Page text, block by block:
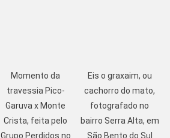
Momento da
travessia Pico-
Garuva x Monte
Crista, feita pelo
Grupo Perdidos no
Eis o graxaim, ou
cachorro do mato,
fotografado no
bairro Serra Alta, em
São Bento do Sul